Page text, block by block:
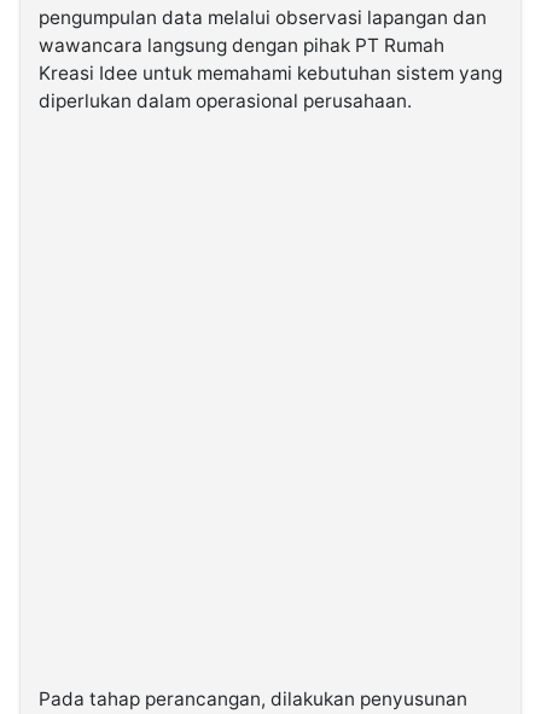
pengumpulan data melalui observasi lapangan dan
wawancara langsung dengan pihak PT Rumah
Kreasi Idee untuk memahami kebutuhan sistem yang
diperlukan dalam operasional perusahaan.
Pada tahap perancangan, dilakukan penyusunan